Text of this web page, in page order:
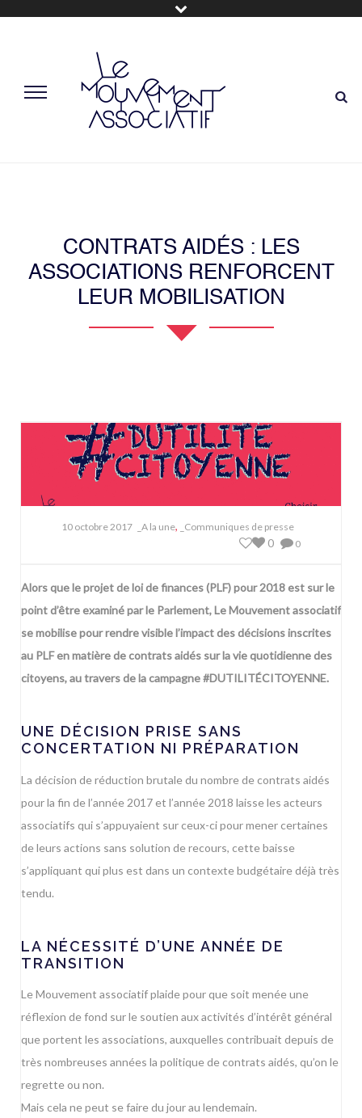
CONTRATS AIDÉS : LES
ASSOCIATIONS RENFORCENT
LEUR MOBILISATION
10 octobre 2017 _A la une,
_Communiques de presse
0
0
Alors que le projet de loi de finances (PLF) pour 2018 est sur le
point d’être examiné par le Parlement, Le Mouvement associatif
se mobilise pour rendre visible l’impact des décisions inscrites
au PLF en matière de contrats aidés sur la vie quotidienne des
citoyens, au travers de la campagne #DUTILITÉCITOYENNE.
UNE DÉCISION PRISE SANS
CONCERTATION NI PRÉPARATION
La décision de réduction brutale du nombre de contrats aidés
pour la fin de l’année 2017 et l’année 2018 laisse les acteurs
associatifs qui s’appuyaient sur ceux-ci pour mener certaines
de leurs actions sans solution de recours, cette baisse
s’appliquant qui plus est dans un contexte budgétaire déjà très
tendu.
LA NÉCESSITÉ D’UNE ANNÉE DE
TRANSITION
Le Mouvement associatif plaide pour que soit menée une
réflexion de fond sur le soutien aux activités d’intérêt général
que portent les associations, auxquelles contribuait depuis de
très nombreuses années la politique de contrats aidés, qu’on le
regrette ou non.
Mais cela ne peut se faire du jour au lendemain.